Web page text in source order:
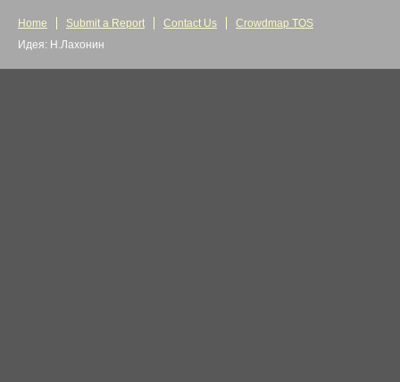
Home Submit a Report Contact Us
Crowdmap TOS
Идея: Н.Лахонин